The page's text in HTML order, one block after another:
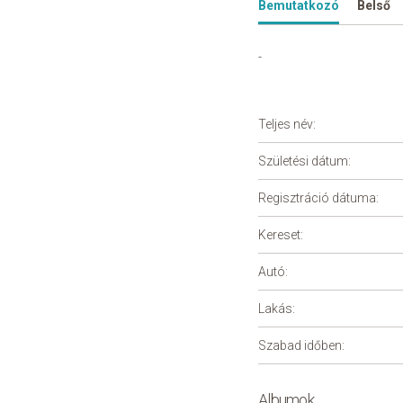
Bemutatkozó Belső
-
Teljes név:
Születési dátum:
Regisztráció dátuma:
Kereset:
Autó:
Lakás:
Szabad időben: